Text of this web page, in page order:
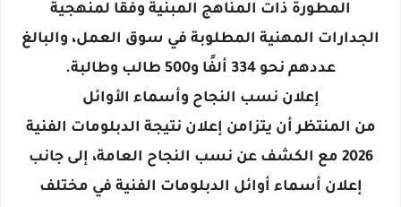
المطورة ذات المناهج المبنية وفقًا لمنهجية
الجدارات المهنية المطلوبة في سوق العمل، والبالغ
عددهم نحو 334 ألفًا و500 طالب وطالبة.
إعلان نسب النجاح وأسماء الأوائل
من المنتظر أن يتزامن إعلان نتيجة الدبلومات الفنية
2026 مع الكشف عن نسب النجاح العامة، إلى جانب
إعلان أسماء أوائل الدبلومات الفنية في مختلف